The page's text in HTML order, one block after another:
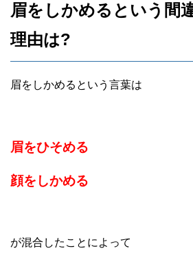
眉をしかめるという間
理由は?
眉をしかめるという言葉は
眉をひそめる
顔をしかめる
が混合したことによって